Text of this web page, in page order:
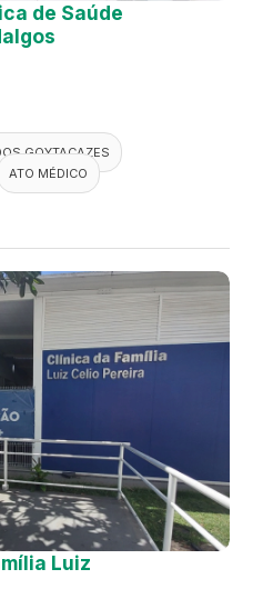
de Saúde
GOYTACAZES
ATO MÉDICO
Luiz